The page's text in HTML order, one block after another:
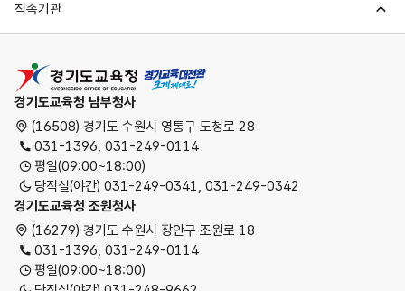
직속기관
경기도교육청
경기도교육청 남부청사
(16508) 경기도 수원시 영통구 도청로 28
031-1396, 031-249-0114
평일(09:00~18:00)
당직실(야간) 031-249-0341, 031-249-0342
경기도교육청 조원청사
(16279) 경기도 수원시 장안구 조원로 18
031-1396, 031-249-0114
평일(09:00~18:00)